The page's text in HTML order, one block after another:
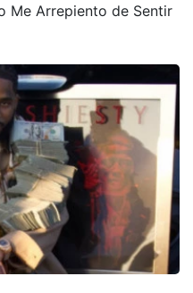
Me Arrepiento de Sentir